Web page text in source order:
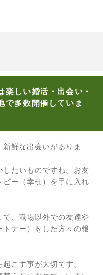
楽しい婚活・出会い・
で多数開催していま
鮮な出会いがありま
したいものですね。お友
ー（幸せ）を手に入れ
て、職場以外での友達や
ナー）をした方々の報
こす事が大切です。